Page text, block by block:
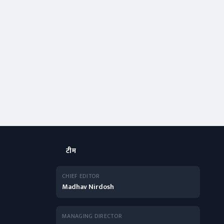
टीम
CHIEF EDITOR
Madhav Nirdosh
MANAGING DIRECTOR